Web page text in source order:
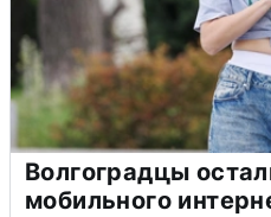
Волгоградцы
мобильного